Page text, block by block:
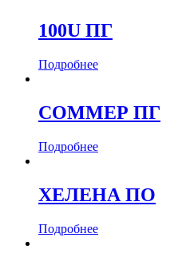
100U ПГ
Подробнее
СОММЕР ПГ
Подробнее
ХЕЛЕНА ПО
Подробнее